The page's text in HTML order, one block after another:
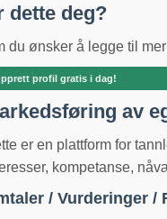
dette deg?
du ønsker å legge til
profil gratis i dag!
av
er en plattform for
kompetanse,
/ Vurderinger /